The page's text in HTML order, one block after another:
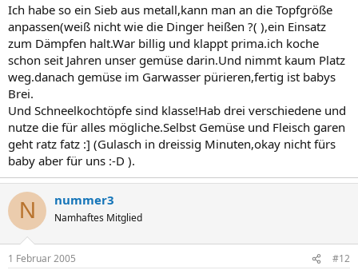
Ich habe so ein Sieb aus metall,kann man an die Topfgröße
anpassen(weiß nicht wie die Dinger heißen ?( ),ein Einsatz
zum Dämpfen halt.War billig und klappt prima.ich koche
schon seit Jahren unser gemüse darin.Und nimmt kaum Platz
weg.danach gemüse im Garwasser pürieren,fertig ist babys
Brei.
Und Schneelkochtöpfe sind klasse!Hab drei verschiedene und
nutze die für alles mögliche.Selbst Gemüse und Fleisch garen
geht ratz fatz :] (Gulasch in dreissig Minuten,okay nicht fürs
baby aber für uns :-D ).
N nummer3
Namhaftes Mitglied
1 Februar 2005 #12